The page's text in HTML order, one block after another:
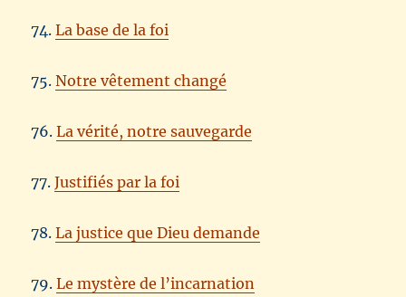
74.La base de la foi
75.Notre vêtement changé
76.La vérité, notre sauvegarde
77.Justifiés par la foi
78.La justice que Dieu demande
79.Le mystère de l’incarnation